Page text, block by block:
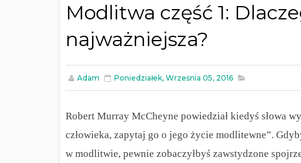
Modlitwa część 1:
najważniejsza?
Adam Poniedziałek, Września 05, 2016
Robert Murray McCheyne powiedział kiedyś słowa
człowieka, zapytaj go o jego życie modlitewne”.
w modlitwie, pewnie zobaczyłbyś zawstydzone